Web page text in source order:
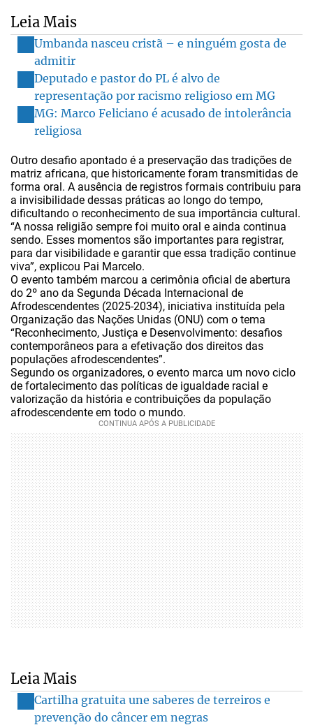
Leia Mais
Umbanda nasceu cristã – e ninguém gosta de
admitir
Deputado e pastor do PL é alvo de
representação por racismo religioso em MG
MG: Marco Feliciano é acusado de intolerância
religiosa
Outro desafio apontado é a preservação das tradições de
matriz africana, que historicamente foram transmitidas de
forma oral. A ausência de registros formais contribuiu para
a invisibilidade dessas práticas ao longo do tempo,
dificultando o reconhecimento de sua importância cultural.
“A nossa religião sempre foi muito oral e ainda continua
sendo. Esses momentos são importantes para registrar,
para dar visibilidade e garantir que essa tradição continue
viva”, explicou Pai Marcelo.
O evento também marcou a cerimônia oficial de abertura
do 2º ano da Segunda Década Internacional de
Afrodescendentes (2025-2034), iniciativa instituída pela
Organização das Nações Unidas (ONU) com o tema
“Reconhecimento, Justiça e Desenvolvimento: desafios
contemporâneos para a efetivação dos direitos das
populações afrodescendentes”.
Segundo os organizadores, o evento marca um novo ciclo
de fortalecimento das políticas de igualdade racial e
valorização da história e contribuições da população
afrodescendente em todo o mundo.
Leia Mais
Cartilha gratuita une saberes de terreiros e
prevenção do câncer em negras